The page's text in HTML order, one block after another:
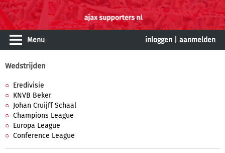
Menu inloggen aanmelden
Wedstrijden
Eredivisie
KNVB Beker
Johan Cruijff Schaal
Champions League
Europa League
Conference League